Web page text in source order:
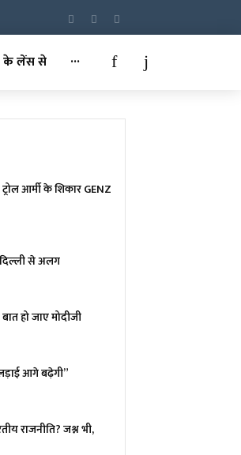
के लेंस से ···
आर्मी के शिकार GENZ
दिल्ली से अलग
हो जाए मोदीजी
आगे बढ़ेगी”
राजनीति? जश्न भी,